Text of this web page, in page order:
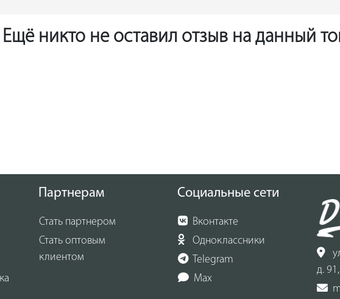
Ещё никто не оставил отзыв на данный
Партнерам
Стать партнером
Стать оптовым
клиентом
Социальные сети
Вконтакте
Одноклассники
Telegram
Max
д.